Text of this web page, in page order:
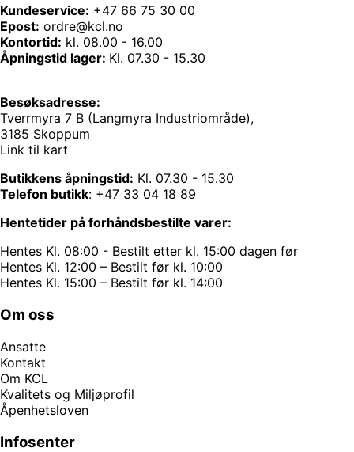
Kundeservice: +47 66 75 30 00
Epost: ordre@kcl.no
Kontortid: kl. 08.00 - 16.00
Åpningstid lager: Kl. 07.30 - 15.30
Besøksadresse:
Tverrmyra 7 B (Langmyra Industriområde),
3185 Skoppum
Link til kart
Butikkens åpningstid: Kl. 07.30 - 15.30
Telefon butikk: +47 33 04 18 89
Hentetider på forhåndsbestilte varer:
Hentes Kl. 08:00 - Bestilt etter kl. 15:00 dagen før
Hentes Kl. 12:00 – Bestilt før kl. 10:00
Hentes Kl. 15:00 – Bestilt før kl. 14:00
Om oss
Ansatte
Kontakt
Om KCL
Kvalitets og Miljøprofil
Åpenhetsloven
Infosenter